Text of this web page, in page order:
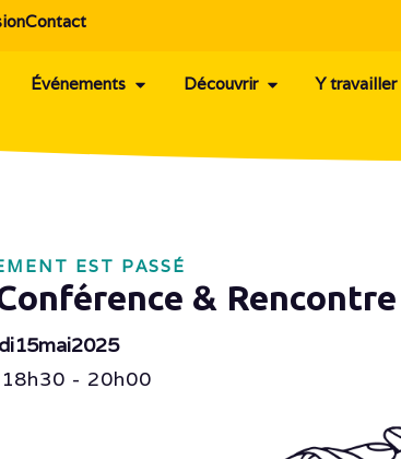
Contact
Événements Découvrir Y travailler
EST PASSÉ
&
15mai2025
18h30 - 20h00